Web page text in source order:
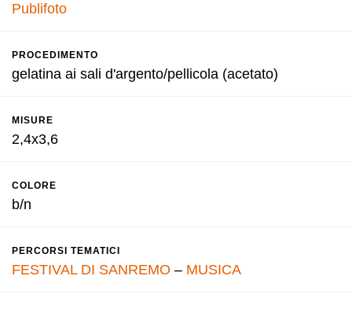
Publifoto
PROCEDIMENTO
gelatina ai sali d'argento/pellicola (acetato)
MISURE
2,4x3,6
COLORE
b/n
PERCORSI TEMATICI
FESTIVAL DI SANREMO – MUSICA